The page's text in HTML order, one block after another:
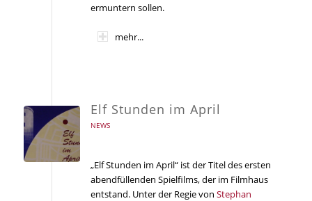
ermuntern sollen.
mehr...
Elf Stunden im April
NEWS
„Elf Stunden im April“ ist der Titel des ersten
abendfüllenden Spielfilms, der im Filmhaus
entstand. Unter der Regie von Stephan